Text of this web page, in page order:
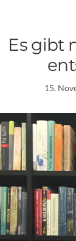
Es gibt
15.